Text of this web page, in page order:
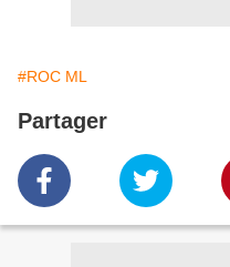
#ROC ML
Partager